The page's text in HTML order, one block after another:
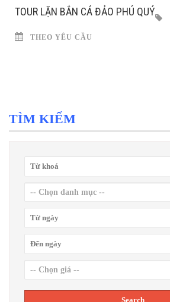
TOUR LẶN BẮN CÁ ĐẢO PHÚ QUÝ
THEO YÊU CẦU
TÌM KIẾM